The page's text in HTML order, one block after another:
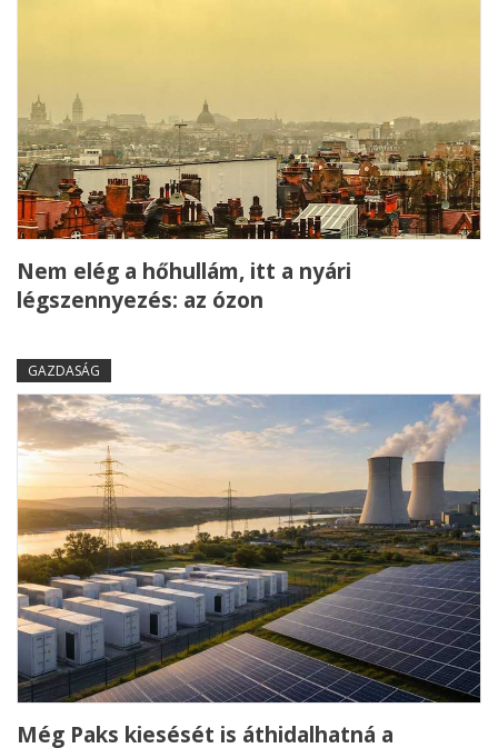
Nem elég a hőhullám, itt a nyári
légszennyezés: az ózon
GAZDASÁG
Még Paks kiesését is áthidalhatná a